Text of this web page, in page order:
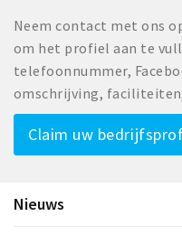
Neem contact met ons
om het profiel aan te
telefoonnummer,
omschrijving,
Claim uw
Nieuws